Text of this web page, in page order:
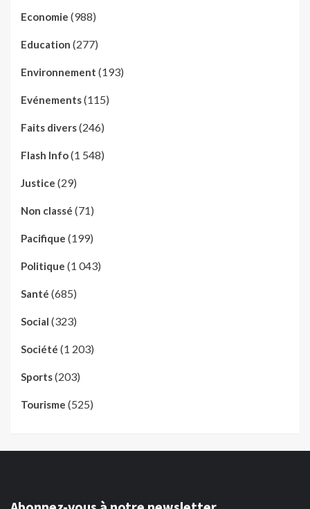
Economie (988)
Education (277)
Environnement (193)
Evénements(115)
Faits divers(246)
Flash Info(1 548)
Justice (29)
Non classé (71)
Pacifique (199)
Politique (1 043)
Santé (685)
Social (323)
Société (1 203)
Sports(203)
Tourisme (525)